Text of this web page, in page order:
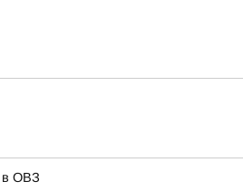
в ОВЗ